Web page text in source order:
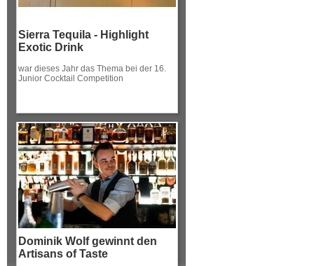
Sierra Tequila - Highlight
Exotic Drink
war dieses Jahr das Thema bei der 16.
Junior Cocktail Competition
Dominik Wolf gewinnt den
Artisans of Taste